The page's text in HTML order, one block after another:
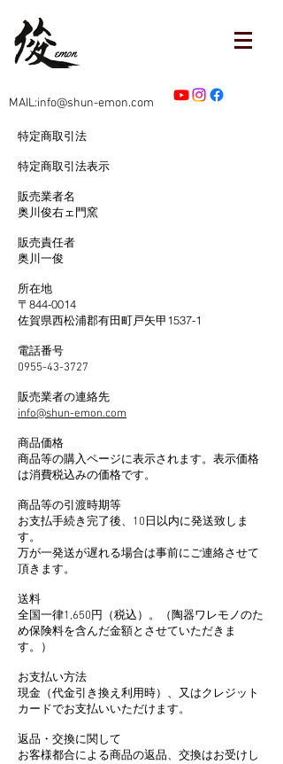
MAIL:info@shun-emon.com
特定商取引法
特定商取引法表示
販売業者名
奥川俊右ェ門窯
販売責任者
奥川一俊
所在地
〒844-0014
佐賀県西松浦郡有田町戸矢甲1537-1
電話番号
0955-43-3727
販売業者の連絡先
info@shun-emon.com
商品価格
商品等の購入ページに表示されます。表示価格
は消費税込みの価格です。
商品等の引渡時期等
お支払手続き完了後、10日以内に発送致しま
す。
万が一発送が遅れる場合は事前にご連絡させて
頂きます。
送料
全国一律1,650円（税込）。（陶器ワレモノのた
め保険料を含んだ金額とさせていただきま
す。）
お支払い方法
現金（代金引き換え利用時）、又はクレジット
カードでお支払いいただけます。
返品・交換に関して
お客様都合による商品の返品、交換はお受けし